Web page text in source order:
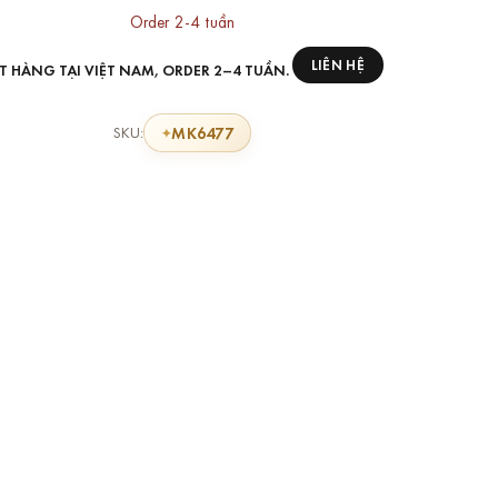
Order 2-4 tuần
HÀNG TẠI VIỆT NAM, ORDER 2–4 TUẦN. LIÊN HỆ
SKU: MK6477